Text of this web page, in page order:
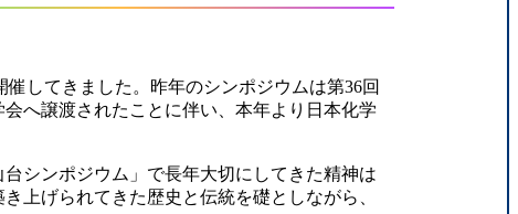
してきました。昨年のシンポジウムは第36回
へ譲渡されたことに伴い、本年より日本化学
シンポジウム」で長年大切にしてきた精神は
上げられてきた歴史と伝統を礎としながら、